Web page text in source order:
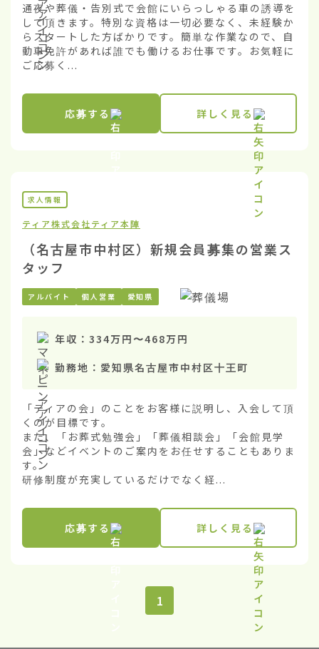
通夜や葬儀・告別式で会館にいらっしゃる車の誘導を
して頂きます。特別な資格は一切必要なく、未経験か
らスタートした方ばかりです。簡単な作業なので、自
動車免許があれば誰でも働けるお仕事です。お気軽に
ご応募く...
応募する 詳しく見る
求人情報
ティア株式会社ティア本陣
（名古屋市中村区）新規会員募集の営業ス
タッフ
アルバイト 個人営業 愛知県
年収： 334万円〜468万円
勤務地： 愛知県名古屋市中村区十王町
「ティアの会」のことをお客様に説明し、入会して頂
くのが目標です。
また、「お葬式勉強会」「葬儀相談会」「会館見学
会」などイベントのご案内をお任せすることもありま
す。
研修制度が充実しているだけでなく経...
応募する 詳しく見る
1